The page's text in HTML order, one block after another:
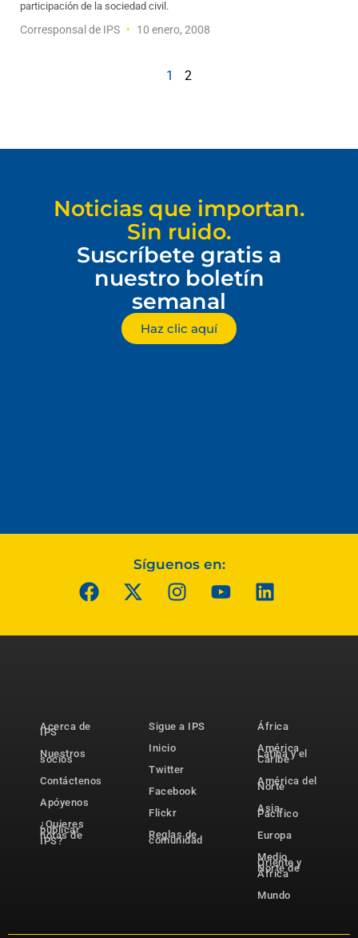
participación de la sociedad civil.
Corresponsal de IPS 10 enero, 2008
1 2
Noticias que importan.
Sin ruido.
Suscríbete gratis a
nuestro boletín
semanal
Haz clic aquí
Síguenos en:
Acerca de
IPS
Nuestros
socios
Contáctenos
Apóyenos
¿Quieres
publicar
notas de
IPS?
Sigue a IPS
Inicio
Twitter
Facebook
Flickr
Reglas de
comunidad
África
América
Latina y el
Caribe
América del
Norte
Asia-
Pacífico
Europa
Medio
Oriente y
Norte de
África
Mundo